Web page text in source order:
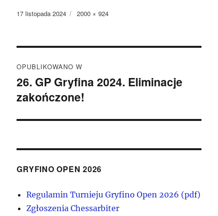
Data
17 listopada 2024
Pełny
2000 × 924
wpisu
OPUBLIKOWANO W
26. GP Gryfina 2024. Eliminacje
zakończone!
GRYFINO OPEN 2026
Regulamin Turnieju Gryfino Open 2026 (pdf)
Zgłoszenia Chessarbiter